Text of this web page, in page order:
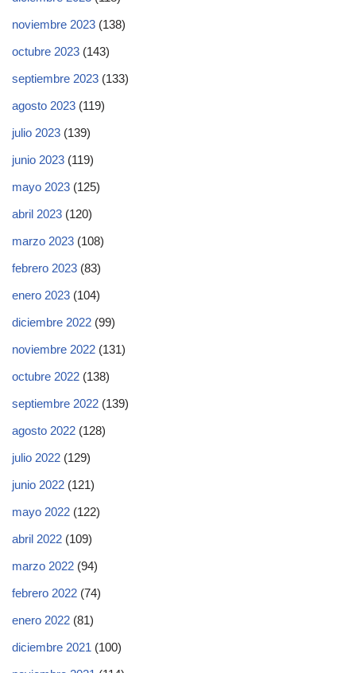
noviembre 2023 (138)
octubre 2023 (143)
septiembre 2023 (133)
agosto 2023 (119)
julio 2023 (139)
junio 2023 (119)
mayo 2023 (125)
abril 2023 (120)
marzo 2023 (108)
febrero 2023 (83)
enero 2023 (104)
diciembre 2022 (99)
noviembre 2022 (131)
octubre 2022 (138)
septiembre 2022 (139)
agosto 2022 (128)
julio 2022 (129)
junio 2022 (121)
mayo 2022 (122)
abril 2022 (109)
marzo 2022 (94)
febrero 2022 (74)
enero 2022 (81)
diciembre 2021 (100)